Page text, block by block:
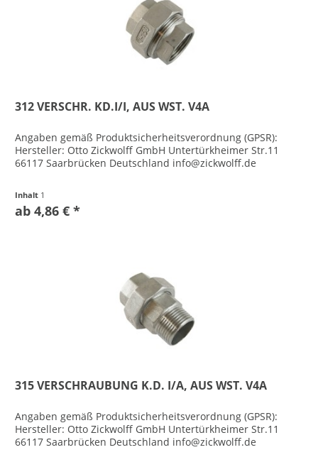
312 VERSCHR. KD.I/I, AUS WST. V4A
Angaben gemäß Produktsicherheitsverordnung (GPSR):
Hersteller: Otto Zickwolff GmbH Untertürkheimer Str.11
66117 Saarbrücken Deutschland info@zickwolff.de
Inhalt 1
ab 4,86 € *
315 VERSCHRAUBUNG K.D. I/A, AUS WST. V4A
Angaben gemäß Produktsicherheitsverordnung (GPSR):
Hersteller: Otto Zickwolff GmbH Untertürkheimer Str.11
66117 Saarbrücken Deutschland info@zickwolff.de